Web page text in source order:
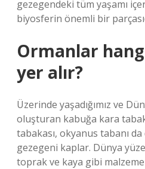
gezegendeki tüm yaşamı
biyosferin önemli bir
Ormanlar
yer alır?
Üzerinde yaşadığımız ve
oluşturan kabuğa kara
tabakası, okyanus tabanı
gezegeni kaplar. Dünya
toprak ve kaya gibi